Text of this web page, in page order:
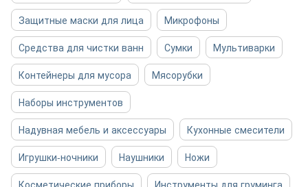
Защитные маски для лица
Микрофоны
Средства для чистки ванн
Сумки
Мультиварки
Контейнеры для мусора
Мясорубки
Наборы инструментов
Надувная мебель и аксессуары
Кухонные смесители
Игрушки-ночники
Наушники
Ножи
Косметические приборы
Инструменты для груминга